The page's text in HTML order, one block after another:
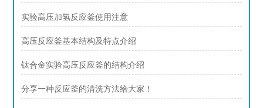
实验高压加氢反应釜使用注意
高压反应釜基本结构及特点介绍
钛合金实验高压反应釜的结构介绍
分享一种反应釜的清洗方法给大家！